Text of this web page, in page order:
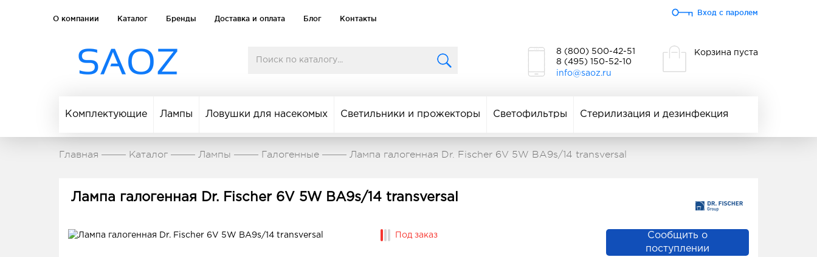
О компании Каталог Бренды Доставка и оплата Блог Контакты
Вход с паролем
8 (800) 500-42-51
8 (495) 150-52-10
info@saoz.ru
Корзина пуста
Комплектующие Лампы Ловушки для насекомых Светильники и прожекторы Светофильтры Стерилизация и дезинфекция
Главная Каталог Лампы Галогенные Лампа галогенная Dr. Fischer 6V 5W BA9s/14 transversal
Лампа галогенная Dr. Fischer 6V 5W BA9s/14 transversal
Под заказ
Сообщить о
поступлении